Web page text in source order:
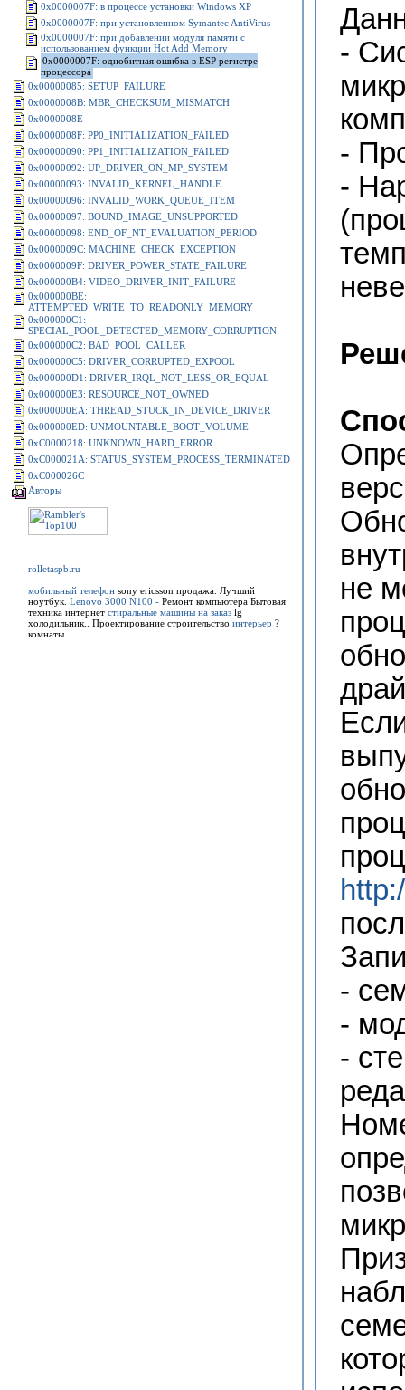
0x0000007F: в процессе установки Windows XP
0x0000007F: при установленном Symantec AntiVirus
0x0000007F: при добавлении модуля памяти с
использованием функции Hot Add Memory
0x0000007F: однобитная ошибка в ESP регистре
процессора
0x00000085: SETUP_FAILURE
0x0000008B: MBR_CHECKSUM_MISMATCH
0x0000008E
0x0000008F: PP0_INITIALIZATION_FAILED
0x00000090: PP1_INITIALIZATION_FAILED
0x00000092: UP_DRIVER_ON_MP_SYSTEM
0x00000093: INVALID_KERNEL_HANDLE
0x00000096: INVALID_WORK_QUEUE_ITEM
0x00000097: BOUND_IMAGE_UNSUPPORTED
0x00000098: END_OF_NT_EVALUATION_PERIOD
0x0000009C: MACHINE_CHECK_EXCEPTION
0x0000009F: DRIVER_POWER_STATE_FAILURE
0x000000B4: VIDEO_DRIVER_INIT_FAILURE
0x000000BE:
ATTEMPTED_WRITE_TO_READONLY_MEMORY
0x000000C1:
SPECIAL_POOL_DETECTED_MEMORY_CORRUPTION
0x000000C2: BAD_POOL_CALLER
0x000000C5: DRIVER_CORRUPTED_EXPOOL
0x000000D1: DRIVER_IRQL_NOT_LESS_OR_EQUAL
0x000000E3: RESOURCE_NOT_OWNED
0x000000EA: THREAD_STUCK_IN_DEVICE_DRIVER
0x000000ED: UNMOUNTABLE_BOOT_VOLUME
0xC0000218: UNKNOWN_HARD_ERROR
0xC000021A: STATUS_SYSTEM_PROCESS_TERMINATED
0xC000026C
Авторы
rolletaspb.ru
мобильный телефон sony ericsson продажа. Лучший
ноутбук. Lenovo 3000 N100 - Ремонт компьютера Бытовая
техника интернет стиральные машины на заказ lg
холодильник.. Проектирование строительство интерьер ?
комнаты.
-
-
-
не
-
-
-